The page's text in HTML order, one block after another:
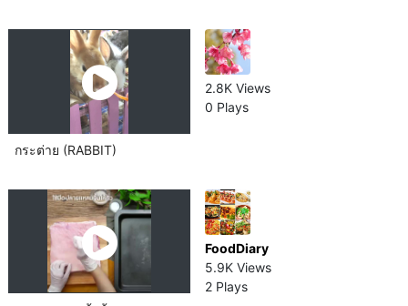
2.8K Views
0 Plays
กระต่าย (RABBIT)
FoodDiary
5.9K Views
2 Plays